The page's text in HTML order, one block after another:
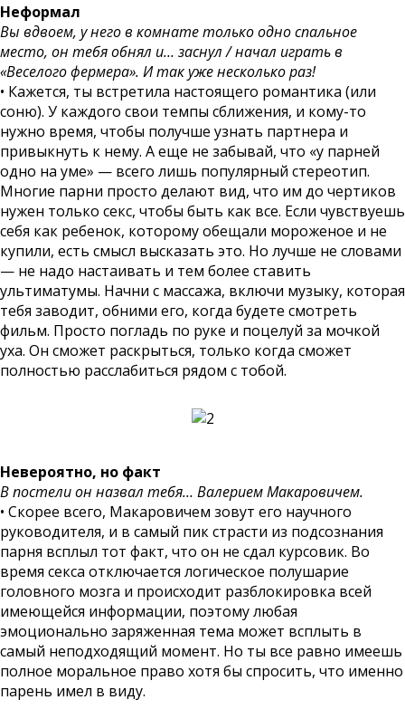
Неформал
Вы вдвоем, у него в комнате только одно спальное
место, он тебя обнял и… заснул / начал играть в
«Веселого фермера». И так уже несколько раз!
• Кажется, ты встретила настоящего романтика (или
соню). У каждого свои темпы сближения, и кому-то
нужно время, чтобы получше узнать партнера и
привыкнуть к нему. А еще не забывай, что «у парней
одно на уме» — всего лишь популярный стереотип.
Многие парни просто делают вид, что им до чертиков
нужен только секс, чтобы быть как все. Если чувствуешь
себя как ребенок, которому обещали мороженое и не
купили, есть смысл высказать это. Но лучше не словами
— не надо настаивать и тем более ставить
ультиматумы. Начни с массажа, включи музыку, которая
тебя заводит, обними его, когда будете смотреть
фильм. Просто погладь по руке и поцелуй за мочкой
уха. Он сможет раскрыться, только когда сможет
полностью расслабиться рядом с тобой.
Невероятно, но факт
В постели он назвал тебя… Валерием Макаровичем.
• Скорее всего, Макаровичем зовут его научного
руководителя, и в самый пик страсти из подсознания
парня всплыл тот факт, что он не сдал курсовик. Во
время секса отключается логическое полушарие
головного мозга и происходит разблокировка всей
имеющейся информации, поэтому любая
эмоционально заряженная тема может всплыть в
самый неподходящий момент. Но ты все равно имеешь
полное моральное право хотя бы спросить, что именно
парень имел в виду.